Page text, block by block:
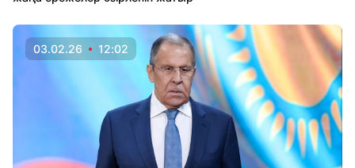
03.02.26 12:02